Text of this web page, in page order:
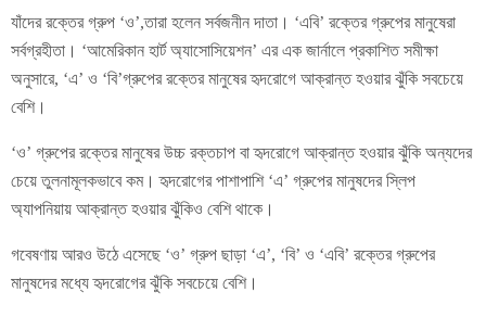
যাঁদের রক্তের গ্রুপ ‘ও’,তারা হলেন সর্বজনীন দাতা। ‘এবি’ রক্তের গ্রুপের মানুষেরা
সর্বগ্রহীতা। ‘আমেরিকান হার্ট অ্যাসোসিয়েশন’ এর এক জার্নালে প্রকাশিত সমীক্ষা
অনুসারে, ‘এ’ ও ‘বি’গ্রুপের রক্তের মানুষের হৃদরোগে আক্রান্ত হওয়ার ঝুঁকি সবচেয়ে
বেশি।
‘ও’ গ্রুপের রক্তের মানুষের উচ্চ রক্তচাপ বা হৃদরোগে আক্রান্ত হওয়ার ঝুঁকি অন্যদের
চেয়ে তুলনামূলকভাবে কম। হৃদরোগের পাশাপাশি ‘এ’ গ্রুপের মানুষদের স্লিপ
অ্যাপনিয়ায় আক্রান্ত হওয়ার ঝুঁকিও বেশি থাকে।
গবেষণায় আরও উঠে এসেছে ‘ও’ গ্রুপ ছাড়া ‘এ’, ‘বি’ ও ‘এবি’ রক্তের গ্রুপের
মানুষদের মধ্যে হৃদরোগের ঝুঁকি সবচেয়ে বেশি।